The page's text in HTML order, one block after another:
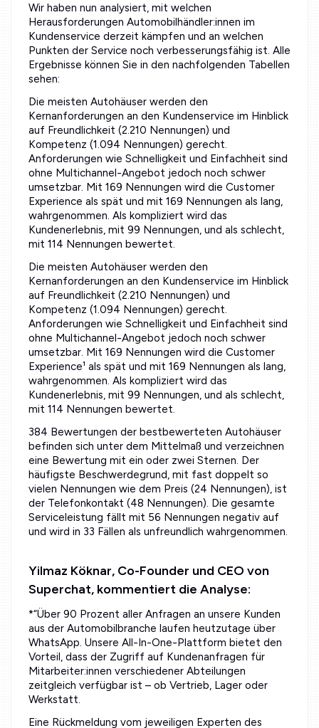
Wir haben nun analysiert, mit welchen
Herausforderungen Automobilhändler:innen im
Kundenservice derzeit kämpfen und an welchen
Punkten der Service noch verbesserungsfähig ist. Alle
Ergebnisse können Sie in den nachfolgenden Tabellen
sehen:
Die meisten Autohäuser werden den
Kernanforderungen an den Kundenservice im Hinblick
auf Freundlichkeit (2.210 Nennungen) und
Kompetenz (1.094 Nennungen) gerecht.
Anforderungen wie Schnelligkeit und Einfachheit sind
ohne Multichannel-Angebot jedoch noch schwer
umsetzbar. Mit 169 Nennungen wird die Customer
Experience als spät und mit 169 Nennungen als lang,
wahrgenommen. Als kompliziert wird das
Kundenerlebnis, mit 99 Nennungen, und als schlecht,
mit 114 Nennungen bewertet.
Die meisten Autohäuser werden den
Kernanforderungen an den Kundenservice im Hinblick
auf Freundlichkeit (2.210 Nennungen) und
Kompetenz (1.094 Nennungen) gerecht.
Anforderungen wie Schnelligkeit und Einfachheit sind
ohne Multichannel-Angebot jedoch noch schwer
umsetzbar. Mit 169 Nennungen wird die Customer
Experience¹ als spät und mit 169 Nennungen als lang,
wahrgenommen. Als kompliziert wird das
Kundenerlebnis, mit 99 Nennungen, und als schlecht,
mit 114 Nennungen bewertet.
384 Bewertungen der bestbewerteten Autohäuser
befinden sich unter dem Mittelmaß und verzeichnen
eine Bewertung mit ein oder zwei Sternen. Der
häufigste Beschwerdegrund, mit fast doppelt so
vielen Nennungen wie dem Preis (24 Nennungen), ist
der Telefonkontakt (48 Nennungen). Die gesamte
Serviceleistung fällt mit 56 Nennungen negativ auf
und wird in 33 Fällen als unfreundlich wahrgenommen.
Yilmaz Köknar, Co-Founder und CEO von
Superchat, kommentiert die Analyse:
*“Über 90 Prozent aller Anfragen an unsere Kunden
aus der Automobilbranche laufen heutzutage über
WhatsApp. Unsere All-In-One-Plattform bietet den
Vorteil, dass der Zugriff auf Kundenanfragen für
Mitarbeiter:innen verschiedener Abteilungen
zeitgleich verfügbar ist – ob Vertrieb, Lager oder
Werkstatt.
Eine Rückmeldung vom jeweiligen Experten des